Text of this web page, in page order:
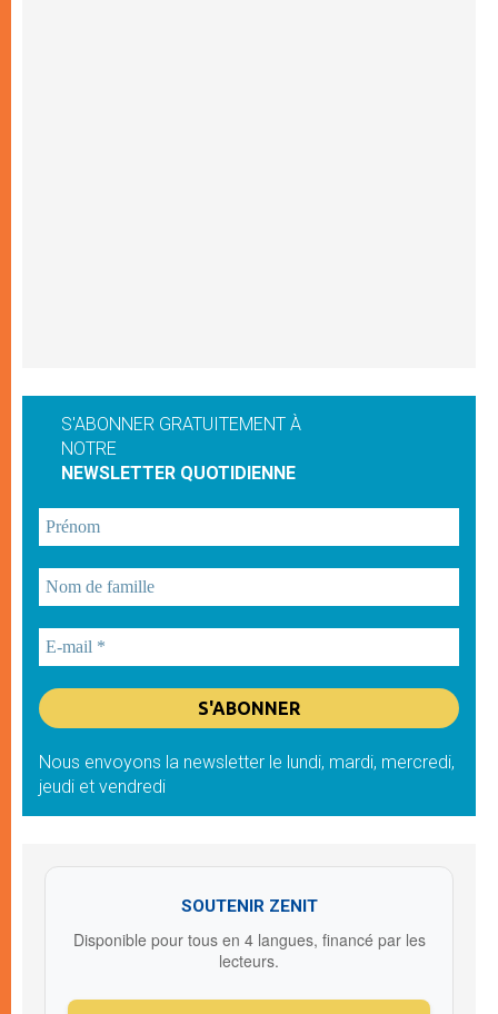
S'ABONNER GRATUITEMENT À
NOTRE
NEWSLETTER QUOTIDIENNE
Nous envoyons la newsletter le lundi, mardi, mercredi,
jeudi et vendredi
SOUTENIR ZENIT
Disponible pour tous en 4 langues, financé par les
lecteurs.